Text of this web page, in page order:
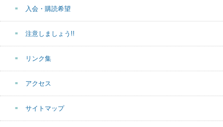
入会・購読希望
注意しましょう!!
リンク集
アクセス
サイトマップ